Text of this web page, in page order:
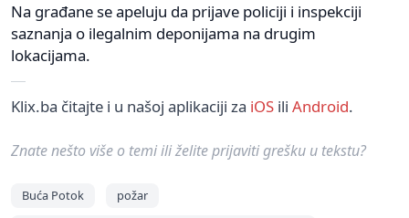
Na građane se apeluju da prijave policiji i inspekciji
saznanja o ilegalnim deponijama na drugim
lokacijama.
Klix.ba čitajte i u našoj aplikaciji za iOS ili Android.
Znate nešto više o temi ili želite prijaviti grešku u tekstu?
Buća Potok
požar